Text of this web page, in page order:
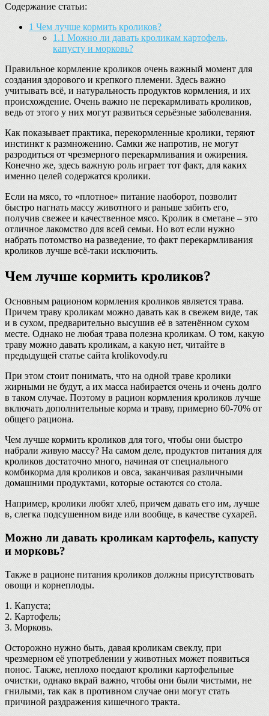
Содержание статьи:
1 Чем лучше кормить кроликов?
1.1 Можно ли давать кроликам картофель,
капусту и морковь?
Правильное кормление кроликов очень важный момент для
создания здорового и крепкого племени. Здесь важно
учитывать всё, и натуральность продуктов кормления, и их
происхождение. Очень важно не перекармливать кроликов,
ведь от этого у них могут развиться серьёзные заболевания.
Как показывает практика, перекормленные кролики, теряют
инстинкт к размножению. Самки же напротив, не могут
разродиться от чрезмерного перекармливания и ожирения.
Конечно же, здесь важную роль играет тот факт, для каких
именно целей содержатся кролики.
Если на мясо, то «плотное» питание наоборот, позволит
быстро нагнать массу животного и раньше забить его,
получив свежее и качественное мясо. Кролик в сметане – это
отличное лакомство для всей семьи. Но вот если нужно
набрать потомство на разведение, то факт перекармливания
кроликов лучше всё-таки исключить.
Чем лучше кормить кроликов?
Основным рационом кормления кроликов является трава.
Причем траву кроликам можно давать как в свежем виде, так
и в сухом, предварительно высушив её в затенённом сухом
месте. Однако не любая трава полезна кроликам. О том, какую
траву можно давать кроликам, а какую нет, читайте в
предыдущей статье сайта krolikovody.ru
При этом стоит понимать, что на одной траве кролики
жирными не будут, а их масса набирается очень и очень долго
в таком случае. Поэтому в рацион кормления кроликов лучше
включать дополнительные корма и траву, примерно 60-70% от
общего рациона.
Чем лучше кормить кроликов для того, чтобы они быстро
набрали живую массу? На самом деле, продуктов питания для
кроликов достаточно много, начиная от специального
комбикорма для кроликов и овса, заканчивая различными
домашними продуктами, которые остаются со стола.
Например, кролики любят хлеб, причем давать его им, лучше
в, слегка подсушенном виде или вообще, в качестве сухарей.
Можно ли давать кроликам картофель, капусту
и морковь?
Также в рационе питания кроликов должны присутствовать
овощи и корнеплоды.
1. Капуста;
2. Картофель;
3. Морковь.
Осторожно нужно быть, давая кроликам свеклу, при
чрезмерном её употреблении у животных может появиться
понос. Также, неплохо поедают кролики картофельные
очистки, однако вкрай важно, чтобы они были чистыми, не
гнилыми, так как в противном случае они могут стать
причиной раздражения кишечного тракта.